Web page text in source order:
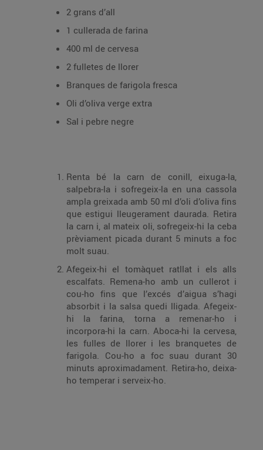
2 grans d’all
1 cullerada de farina
400 ml de cervesa
2 fulletes de llorer
Branques de farigola fresca
Oli d’oliva verge extra
Sal i pebre negre
Renta bé la carn de conill, eixuga-la,
salpebra-la i sofregeix-la en una cassola
ampla greixada amb 50 ml d’oli d’oliva fins
que estigui lleugerament daurada. Retira
la carn i, al mateix oli, sofregeix-hi la ceba
prèviament picada durant 5 minuts a foc
molt suau.
Afegeix-hi el tomàquet ratllat i els alls
escalfats. Remena-ho amb un cullerot i
cou-ho fins que l’excés d’aigua s’hagi
absorbit i la salsa quedi lligada. Afegeix-
hi la farina, torna a remenar-ho i
incorpora-hi la carn. Aboca-hi la cervesa,
les fulles de llorer i les branquetes de
farigola. Cou-ho a foc suau durant 30
minuts aproximadament. Retira-ho, deixa-
ho temperar i serveix-ho.